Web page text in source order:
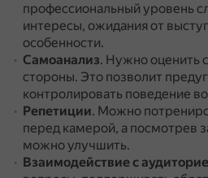
профессиональный уровень
интересы, ожидания от
особенности.
Самоанализ. Нужно оценить
стороны. Это позволит
контролировать поведение
Репетиции. Можно
перед камерой, а посмотрев
можно улучшить.
Взаимодействие с